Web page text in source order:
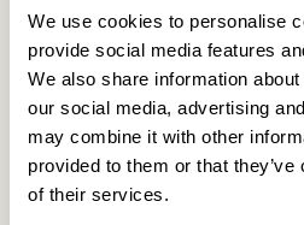
We use cookies to personalise
provide social media features
We also share information
our social media, advertising
may combine it with other
provided to them or that
of their services.
Produits